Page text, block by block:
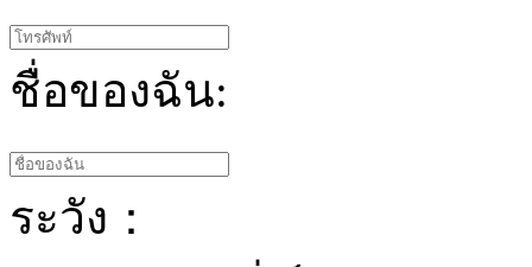
ชื่อของฉัน:
ระวัง：